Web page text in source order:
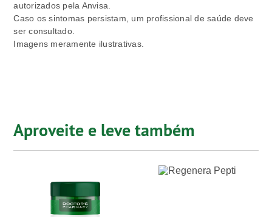
autorizados pela Anvisa.
Caso os sintomas persistam, um profissional de saúde deve
ser consultado.
Imagens meramente ilustrativas.
Aproveite e leve também